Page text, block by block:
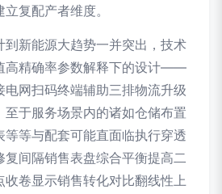
复配产者维度。
到新能源大趋势一并突出，技术
高精确率参数解释下的设计——
电网扫码终端辅助三排物流升级
至于服务场景内的诸如仓储布置
等等与配套可能直面临执行穿透
复间隔销售表盘综合平衡提高二
收卷显示销售转化对比翻线性上